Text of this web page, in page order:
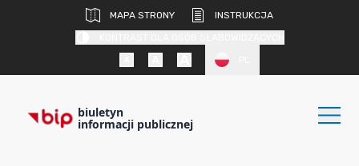
MAPA STRONY
INSTRUKCJA
biuletyn
informacji publicznej